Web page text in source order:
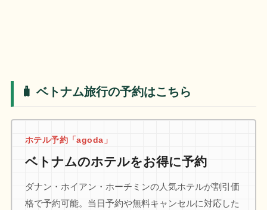
🧳 ベトナム旅行の予約はこちら
ホテル予約「agoda」
ベトナムのホテルをお得に予約
ダナン・ホイアン・ホーチミンの人気ホテルが割引価
格で予約可能。当日予約や無料キャンセルに対応した